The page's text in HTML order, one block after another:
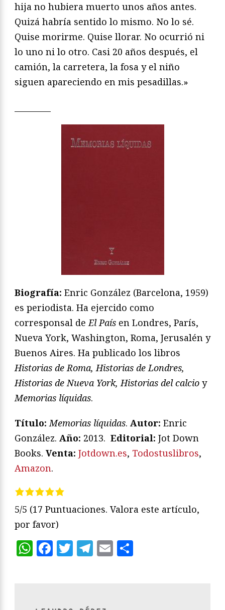
hija no hubiera muerto unos años antes.
Quizá habría sentido lo mismo. No lo sé.
Quise morirme. Quise llorar. No ocurrió ni
lo uno ni lo otro. Casi 20 años después, el
camión, la carretera, la fosa y el niño
siguen apareciendo en mis pesadillas.»
Biografía: Enric González (Barcelona, 1959)
es periodista. Ha ejercido como
corresponsal deEl País en Londres, París,
Nueva York, Washington, Roma, Jerusalén y
Buenos Aires. Ha publicado los libros
Historias de Roma, Historias de Londres,
Historias de Nueva York, Historias del calcio y
Memorias líquidas.
Título: Memorias líquidas. Autor: Enric
González. Año: 2013. Editorial: Jot Down
Books. Venta: Jotdown.es, Todostuslibros,
Amazon.
5/5 (17 Puntuaciones. Valora este artículo,
por favor)
WhatsApp
Facebook
Twitter
Telegram
Email